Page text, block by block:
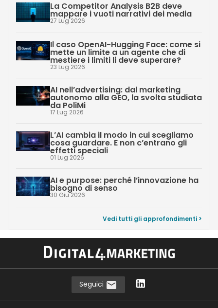
La Competitor Analysis B2B deve
mappare i vuoti narrativi dei media
27 Lug 2026
Il caso OpenAI-Hugging Face: come si
mette un limite a un agente che di
mestiere i limiti li deve superare?
23 Lug 2026
AI nell’advertising: dal marketing
autonomo alla GEO, la svolta studiata
da PoliMi
17 Lug 2026
L’AI cambia il modo in cui scegliamo
cosa guardare. E non c’entrano gli
effetti speciali
01 Lug 2026
AI e purpose: perché l’innovazione ha
bisogno di senso
30 Giu 2026
Vedi tutti gli approfondimenti >
Seguici